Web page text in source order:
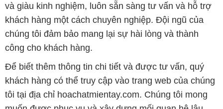
và giàu kinh nghiệm, luôn sẵn sàng tư vấn và hỗ trợ
khách hàng một cách chuyên nghiệp. Đội ngũ của
chúng tôi đảm bảo mang lại sự hài lòng và thành
công cho khách hàng.
Để biết thêm thông tin chi tiết và được tư vấn, quý
khách hàng có thể truy cập vào trang web của chúng
tôi tại địa chỉ hoachatmientay.com. Chúng tôi mong